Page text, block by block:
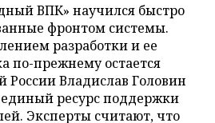
ВПК» научился быстро
фронтом системы.
разработки и ее
по-прежнему остается
России Владислав Головин
ресурс поддержки
Эксперты считают, что